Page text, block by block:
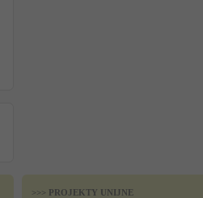
>>> PROJEKTY UNIJNE